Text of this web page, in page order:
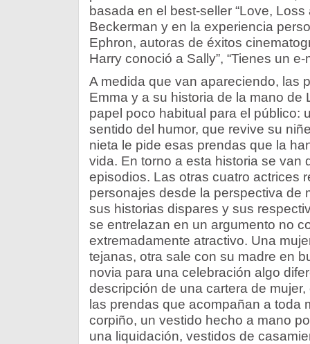
basada en el best-seller “Love,
Beckerman y en la experiencia
Ephron, autoras de éxitos
Harry conoció a Sally”, “Tienes un e-
A medida que van apareciendo, las
Emma y a su historia de la mano de
papel poco habitual para el público:
sentido del humor, que revive su
nieta le pide esas prendas que la
vida. En torno a esta historia se van
episodios. Las otras cuatro actrices
personajes desde la perspectiva de
sus historias dispares y sus
se entrelazan en un argumento no
extremadamente atractivo. Una
tejanas, otra sale con su madre en
novia para una celebración algo
descripción de una cartera de
las prendas que acompañan a toda
corpiño, un vestido hecho a mano
una liquidación, vestidos de